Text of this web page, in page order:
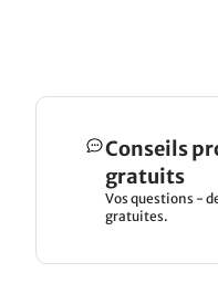
Conseils
gratuits
Vos questions -
gratuites.